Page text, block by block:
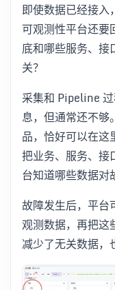
即使数据已经接入
可观测性平台还要
底和哪些服务、接
关？
采集和 Pipeline
息，但通常还不
品，恰好可以在
把业务、服务、接
台知道哪些数据对
故障发生后，平台
观测数据，再把
减少了无关数据，